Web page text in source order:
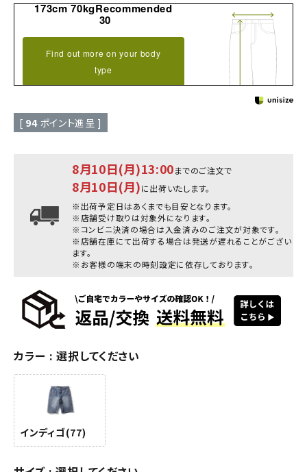
173cm 70kgRecommended
30
Find out more on your body
type
[ 94 ポイント進呈 ]
8月10日(月)13:00までのご注文で
8月10日(月)に出荷いたします。
※出荷予定日はあくまでも目安となります。
※店舗受け取りは対象外になります。
※コンビニ決済の場合は入金済みのご注文が対象です。
※店舗在庫にて出荷する場合は発送が遅れることがござい
ます。
※お客様の端末の時刻設定に依存しております。
カラー 選択してください
インディゴ(77)